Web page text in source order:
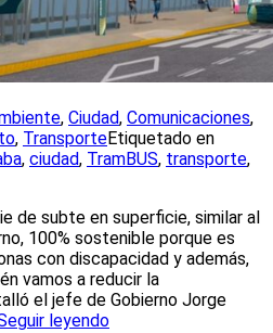
, Ciudad, Comunicaciones,
, TransporteEtiquetado en
, ciudad, TramBUS, transporte,
de subte en superficie, similar al
100% sostenible porque es
con discapacidad y además,
vamos a reducir la
el jefe de Gobierno Jorge
leyendo